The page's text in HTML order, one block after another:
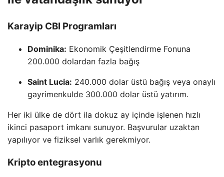
Karayip CBI Programları
Dominika: Ekonomik Çeşitlendirme Fonuna
200.000 dolardan fazla bağış
Saint Lucia: 240.000 dolar üstü bağış veya onaylı
gayrimenkulde 300.000 dolar üstü yatırım.
Her iki ülke de dört ila dokuz ay içinde işlenen hızlı
ikinci pasaport imkanı sunuyor. Başvurular uzaktan
yapılıyor ve fiziksel varlık gerekmiyor.
Kripto entegrasyonu